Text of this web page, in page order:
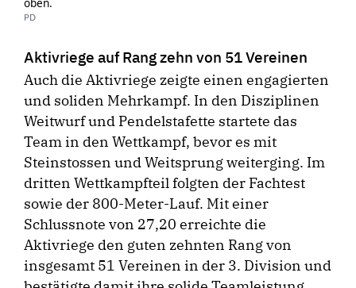
PD
Aktivriege auf Rang zehn von 51 Vereinen
Auch die Aktivriege zeigte einen engagierten
und soliden Mehrkampf. In den Disziplinen
Weitwurf und Pendelstafette startete das
Team in den Wettkampf, bevor es mit
Steinstossen und Weitsprung weiterging. Im
dritten Wettkampfteil folgten der Fachtest
sowie der 800-Meter-Lauf. Mit einer
Schlussnote von 27,20 erreichte die
Aktivriege den guten zehnten Rang von
insgesamt 51 Vereinen in der 3. Division und